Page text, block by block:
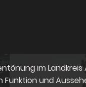
im
und